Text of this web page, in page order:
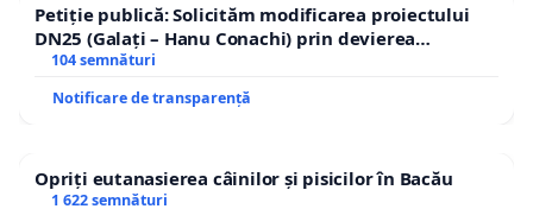
Petiție publică: Solicităm modificarea proiectului
DN25 (Galați – Hanu Conachi) prin devierea
traseului în afara localităților!
104 semnături
Notificare de transparență
Opriți eutanasierea câinilor și pisicilor în Bacău
1 622 semnături